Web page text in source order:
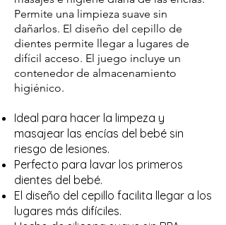
Permite una limpieza suave sin
dañarlos. El diseño del cepillo de
dientes permite llegar a lugares de
difícil acceso. El juego incluye un
contenedor de almacenamiento
higiénico.
Ideal para hacer la limpeza y
masajear las encías del bebé sin
riesgo de lesiones.
Perfecto para lavar los primeros
dientes del bebé.
El diseño del cepillo facilita llegar a los
lugares más difíciles.